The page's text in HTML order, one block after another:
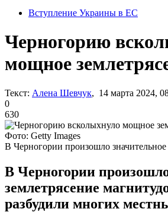
Вступление Украины в ЕС
Черногорию
мощное
Текст: Алена Шевчук, 14 марта 2024,
0
630
Фото: Getty Images
В Черногории произошло значительное
В Черногории
землетрясение
разбудили многих